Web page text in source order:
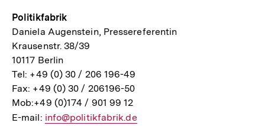
Politikfabrik
Daniela Augenstein, Pressereferentin
Krausenstr. 38/39
10117 Berlin
Tel: +49 (0) 30 / 206 196-49
Fax: +49 (0) 30 / 206196-50
Mob:+49 (0)174 / 901 99 12
E-mail: E-
info@politikfabrik.de